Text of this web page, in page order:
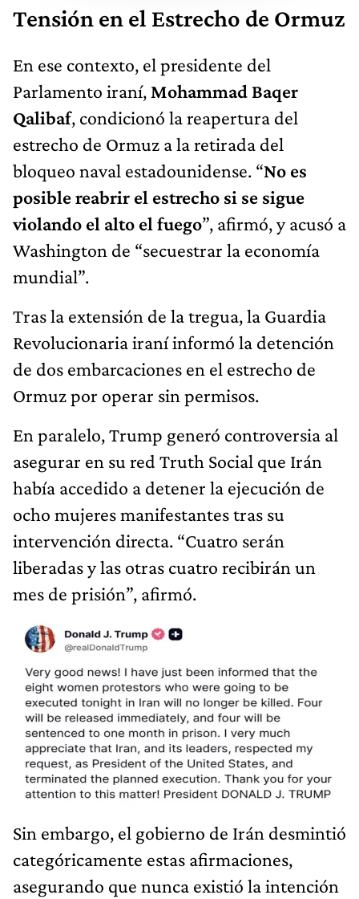
Tensión en el Estrecho de Ormuz
En ese contexto, el presidente del
Parlamento iraní, Mohammad Baqer
Qalibaf, condicionó la reapertura del
estrecho de Ormuz a la retirada del
bloqueo naval estadounidense. “No es
posible reabrir el estrecho si se sigue
violando el alto el fuego”, afirmó, y acusó a
Washington de “secuestrar la economía
mundial”.
Tras la extensión de la tregua, la Guardia
Revolucionaria iraní informó la detención
de dos embarcaciones en el estrecho de
Ormuz por operar sin permisos.
En paralelo, Trump generó controversia al
asegurar en su red Truth Social que Irán
había accedido a detener la ejecución de
ocho mujeres manifestantes tras su
intervención directa. “Cuatro serán
liberadas y las otras cuatro recibirán un
mes de prisión”, afirmó.
Sin embargo, el gobierno de Irán desmintió
categóricamente estas afirmaciones,
asegurando que nunca existió la intención